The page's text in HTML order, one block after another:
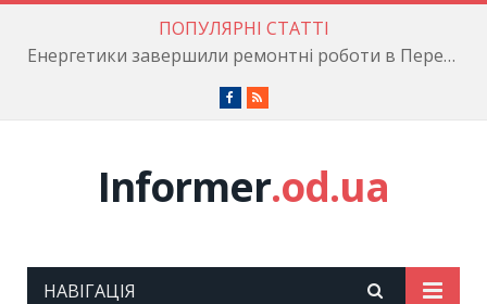
ПОПУЛЯРНІ СТАТТІ
Енергетики завершили ремонтні роботи в Пересипському районі
Facebook
RSS
Informer.od.ua
НАВІГАЦІЯ